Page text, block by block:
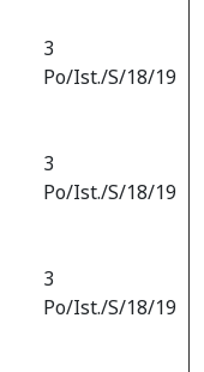
3
Po/Ist./S/18/19
3
Po/Ist./S/18/19
3
Po/Ist./S/18/19